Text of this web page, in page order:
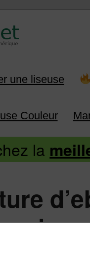
une liseuse
Couleur
la